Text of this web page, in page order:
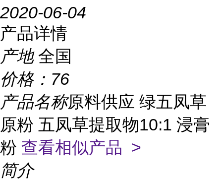
2020-06-04
产品详情
产地 全国
价格： 76
产品名称原料供应 绿五凤草
原粉 五凤草提取物10:1 浸膏
粉 查看相似产品 >
简介